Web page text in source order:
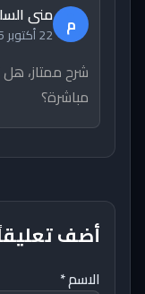
م منى
22 أكتوبر 2025
شرح ممتاز، هل
مباشرة؟
أضف
الاسم *